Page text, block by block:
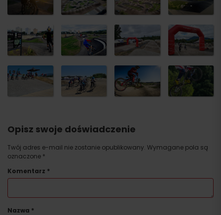
Opisz swoje doświadczenie
Twój adres e-mail nie zostanie opublikowany. Wymagane pola są
oznaczone *
Komentarz *
Nazwa *